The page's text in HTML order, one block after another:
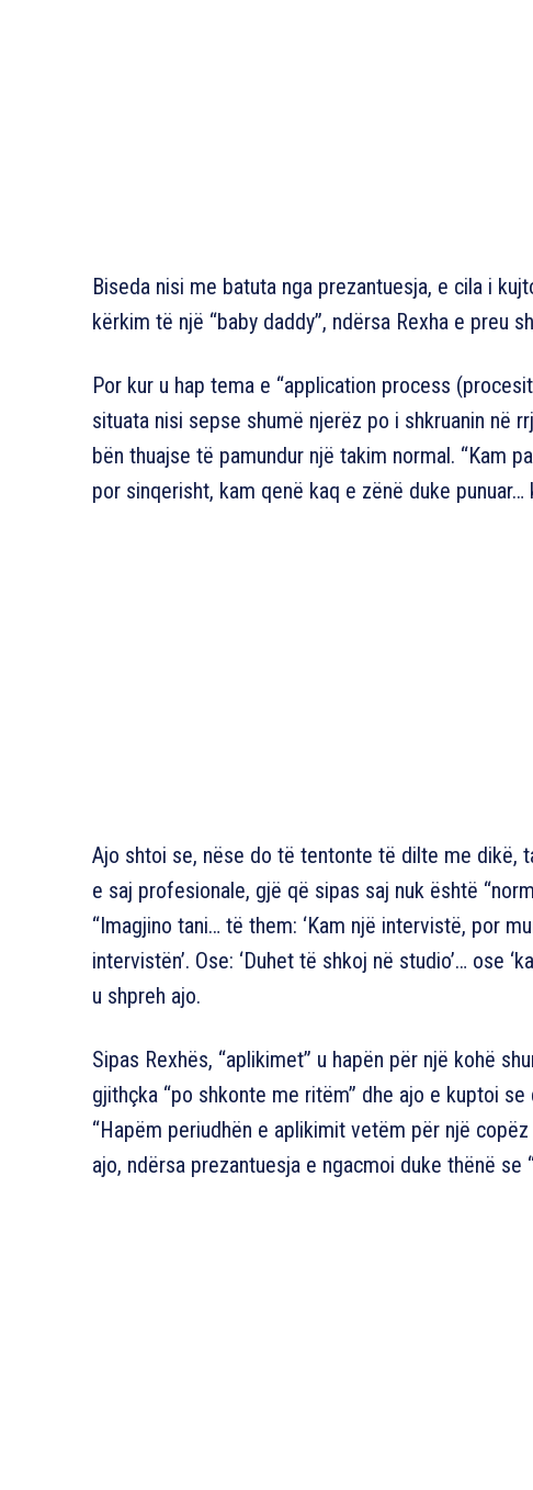
Biseda nisi me batuta nga prezantuesja, e cila i
kërkim të një “baby daddy”, ndërsa Rexha e preu
Por kur u hap tema e “application process
situata nisi sepse shumë njerëz po i shkruanin në
bën thuajse të pamundur një takim normal. “Kam
por sinqerisht, kam qenë kaq e zënë duke
Ajo shtoi se, nëse do të tentonte të dilte me dikë,
e saj profesionale, gjë që sipas saj nuk është
“Imagjino tani… të them: ‘Kam një intervistë, por
intervistën’. Ose: ‘Duhet të shkoj në studio’… ose
u shpreh ajo.
Sipas Rexhës, “aplikimet” u hapën për një kohë
gjithçka “po shkonte me ritëm” dhe ajo e kuptoi
“Hapëm periudhën e aplikimit vetëm për një
ajo, ndërsa prezantuesja e ngacmoi duke thënë se